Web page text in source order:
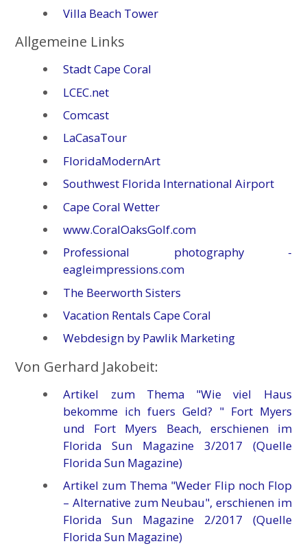
Villa Beach Tower
Allgemeine Links
Stadt Cape Coral
LCEC.net
Comcast
LaCasaTour
FloridaModernArt
Southwest Florida International Airport
Cape Coral Wetter
www.CoralOaksGolf.com
Professional photography -
eagleimpressions.com
The Beerworth Sisters
Vacation Rentals Cape Coral
Webdesign by Pawlik Marketing
Von Gerhard Jakobeit:
Artikel zum Thema "Wie viel Haus
bekomme ich fuers Geld? " Fort Myers
und Fort Myers Beach, erschienen im
Florida Sun Magazine 3/2017 (Quelle
Florida Sun Magazine)
Artikel zum Thema "Weder Flip noch Flop
– Alternative zum Neubau", erschienen im
Florida Sun Magazine 2/2017 (Quelle
Florida Sun Magazine)